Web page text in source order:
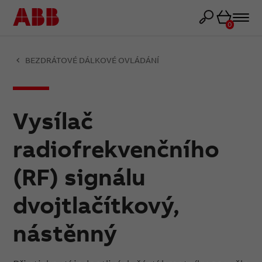
Košík
0
BEZDRÁTOVÉ DÁLKOVÉ OVLÁDÁNÍ
Vysílač
radiofrekvenčního
(RF) signálu
dvojtlačítkový,
nástěnný